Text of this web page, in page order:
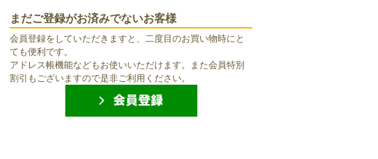
まだご登録がお済みでないお客様
会員登録をしていただきますと、二度目のお買い物時にと
ても便利です。
アドレス帳機能などもお使いいただけます。また会員特別
割引もございますので是非ご利用ください。